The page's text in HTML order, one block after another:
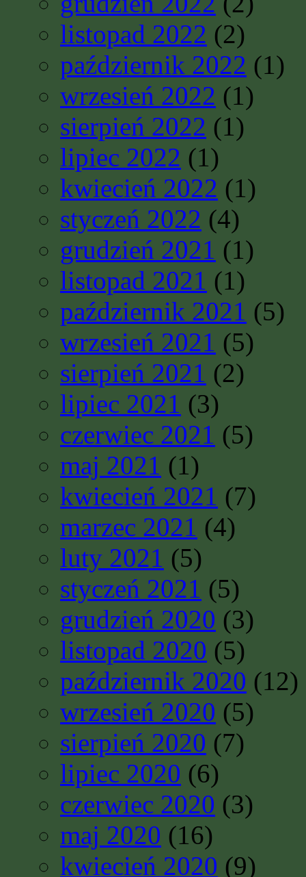
listopad 2022 (2)
październik 2022 (1)
wrzesień 2022 (1)
sierpień 2022 (1)
lipiec 2022 (1)
kwiecień 2022 (1)
styczeń 2022 (4)
grudzień 2021 (1)
listopad 2021 (1)
październik 2021 (5)
wrzesień 2021 (5)
sierpień 2021 (2)
lipiec 2021 (3)
czerwiec 2021 (5)
maj 2021 (1)
kwiecień 2021 (7)
marzec 2021 (4)
luty 2021 (5)
styczeń 2021 (5)
grudzień 2020 (3)
listopad 2020 (5)
październik 2020 (12)
wrzesień 2020 (5)
sierpień 2020 (7)
lipiec 2020 (6)
czerwiec 2020 (3)
maj 2020 (16)
kwiecień 2020 (9)